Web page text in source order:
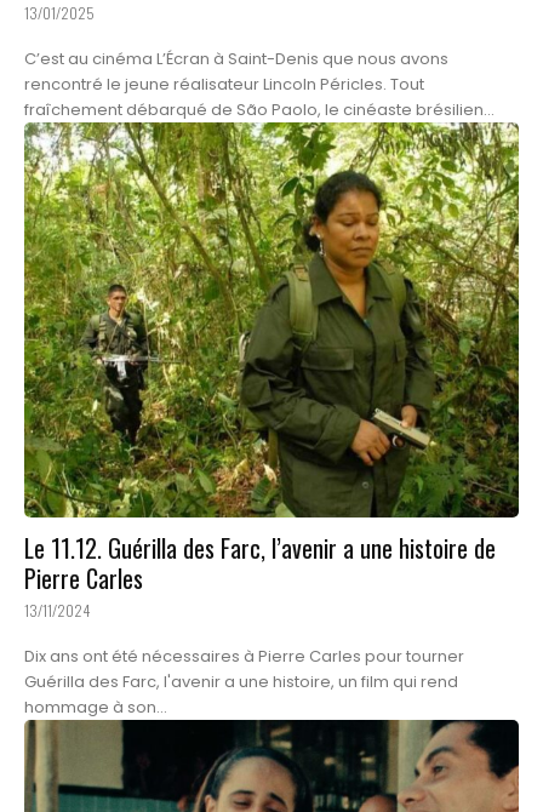
13/01/2025
C’est au cinéma L’Écran à Saint-Denis que nous avons
rencontré le jeune réalisateur Lincoln Péricles. Tout
fraîchement débarqué de São Paolo, le cinéaste brésilien...
Le 11.12. Guérilla des Farc, l’avenir a une histoire de
Pierre Carles
13/11/2024
Dix ans ont été nécessaires à Pierre Carles pour tourner
Guérilla des Farc, l'avenir a une histoire, un film qui rend
hommage à son...